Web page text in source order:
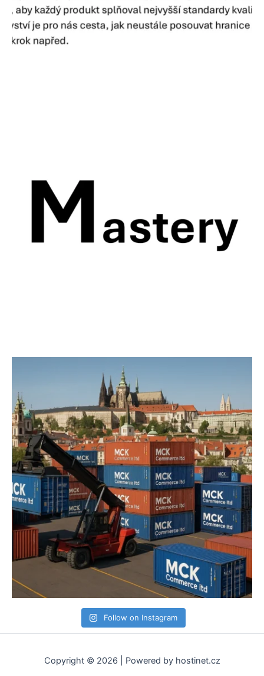
Follow on Instagram
Copyright © 2026 | Powered by hostinet.cz